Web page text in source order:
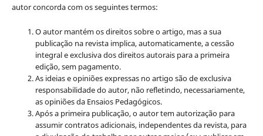
autor concorda com os seguintes termos:
O autor mantém os direitos sobre o artigo, mas a sua
publicação na revista implica, automaticamente, a cessão
integral e exclusiva dos direitos autorais para a primeira
edição, sem pagamento.
As ideias e opiniões expressas no artigo são de exclusiva
responsabilidade do autor, não refletindo, necessariamente,
as opiniões da Ensaios Pedagógicos.
Após a primeira publicação, o autor tem autorização para
assumir contratos adicionais, independentes da revista, para